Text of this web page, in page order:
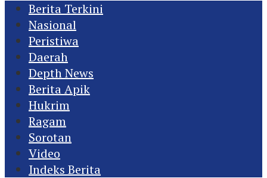
Berita Terkini
Nasional
Peristiwa
Daerah
Depth News
Berita Apik
Hukrim
Ragam
Sorotan
Video
Indeks Berita